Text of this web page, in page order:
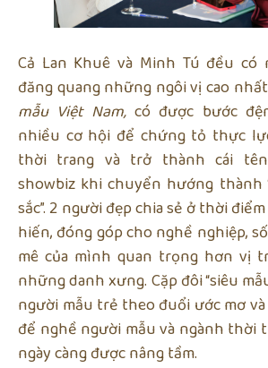
Cả Lan Khuê và Minh Tú đều
đăng quang những ngôi vị cao
mẫu Việt Nam,có được bước
nhiều cơ hội để chứng tỏ thực
thời trang và trở thành cái
showbiz khi chuyển hướng thành
sắc”. 2 người đẹp chia sẻ ở thời
hiến, đóng góp cho nghề nghiệp,
mê của mình quan trọng hơn vị
những danh xưng. Cặp đôi “siêu
người mẫu trẻ theo đuổi ước mơ
để nghề người mẫu và ngành thời
ngày càng được nâng tầm.